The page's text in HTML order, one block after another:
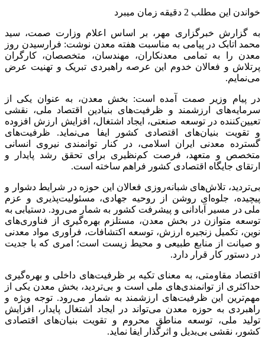
خواندن این مطلب 2 دقیقه زمان میبرد
به گزارش خبرگزاری مهر، بر اساس اعلام وزارت صمت، سید
محمد اتابک در پیامی به مناسبت هفته معدن نوشت: فرارسیدن روز
معدن را به تمامی معدنکاران، مهندسان، متخصصان، کارگران
پرتلاش و فعالان خدوم این عرصه راهبردی تبریک و تهنیت عرض
می‌نمایم.
در پیام وزیر صمت آمده است: بخش معدن، به عنوان یکی از
سرمایه‌های ارزشمند و ظرفیت‌های بنیادین اقتصاد ملی، نقشی
تعیین‌کننده در توسعه صنعتی، ایجاد اشتغال، افزایش ارزش افزوده
و تقویت بنیان‌های اقتصادی کشور ایفا می‌نماید. ظرفیت‌های
گسترده معدنی ایران اسلامی، در کنار توانمندی نیروی انسانی
متخصص و متعهد، فرصت کم‌نظیری برای تحقق رشد پایدار و
ارتقای جایگاه اقتصادی کشور فراهم ساخته است.
بی‌تردید، تلاش‌های شبانه‌روزی فعالان این حوزه در شرایط دشوار و
پیچیده، جلوه‌ای روشن از روحیه جهادی، مسئولیت‌پذیری و عزم
ملی در مسیر آبادانی و پیشرفت کشور به شمار می‌رود. دستیابی به
توسعه متوازن در بخش معدن، مستلزم بهره‌گیری از فناوری‌های
نوین، تکمیل زنجیره ارزش، توسعه اکتشافات، فرآوری مواد معدنی
و صیانت از منابع طبیعی و محیط زیست است؛ امری که با جدیت
در دستور کار قرار دارد.
اقتصاد مقاومتی، به معنای تکیه بر ظرفیت‌های داخلی و بهره‌گیری
حداکثری از توانمندی‌های ملی است و بی‌تردید، بخش معدن یکی از
مهم‌ترین این ظرفیت‌های ارزشمند به شمار می‌رود. توجه ویژه و
راهبردی به حوزه معدن می‌تواند در ایجاد اشتغال پایدار، افزایش
تولید ملی، توسعه مناطق محروم و تقویت بنیان‌های اقتصادی
کشور، نقشی بی‌بدیل و اثرگذار ایفا نماید.